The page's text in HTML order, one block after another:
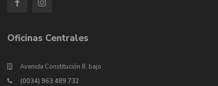
Oficinas Centrales
Avenida Constitución 8, bajo
(0034) 963 489 732